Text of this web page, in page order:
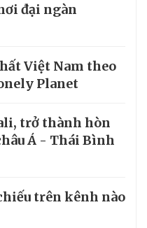
đại ngàn
Việt Nam theo
Planet
trở thành hòn
Á - Thái Bình
trên kênh nào